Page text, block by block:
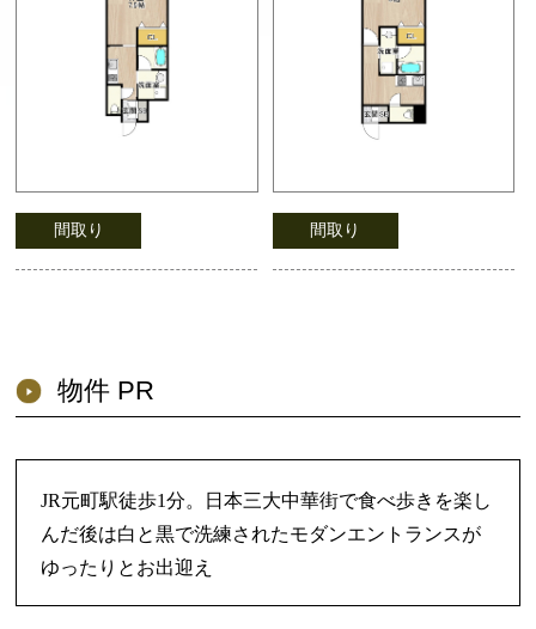
間取り 間取り
物件 PR
JR元町駅徒歩1分。日本三大中華街で食べ歩きを楽し
んだ後は白と黒で洗練されたモダンエントランスが
ゆったりとお出迎え